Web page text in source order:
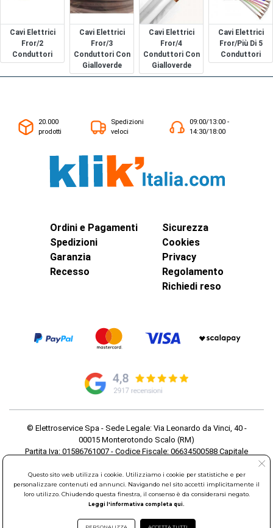
Cavi Elettrici
Fror/2
Conduttori
Cavi Elettrici
Fror/3
Conduttori Con
Gialloverde
Cavi Elettrici
Fror/4
Conduttori Con
Gialloverde
Cavi Elettrici
Fror/più Di 5
Conduttori
20.000
prodotti
Spedizioni
veloci
09:00/13:00 -
14:30/18:00
Ordini e Pagamenti
Spedizioni
Garanzia
Recesso
Sicurezza
Cookies
Privacy
Regolamento
Richiedi reso
© Elettroservice Spa - Sede Legale: Via Leonardo da Vinci, 40 -
00015 Monterotondo Scalo (RM)
Partita Iva: 01586761007 - Codice Fiscale: 06634500588 Capitale
Roma REA: RM-535144
Sede Operativa: Via Leonardo da Vinci, 40 - 00015 Monterotondo
Scalo (RM) - Telefono:06.90095358
Questo sito web utilizza i cookie. Utilizziamo i cookie per statistiche e per
personalizzare contenuti ed annunci. Navigando nel sito accetti implicitamente il
loro utilizzo. Chiudendo questa finestra, il consenso è da considerarsi negato.
Leggi l'informativa completa qui.
PERSONALIZZA ACCETTA TUTTI